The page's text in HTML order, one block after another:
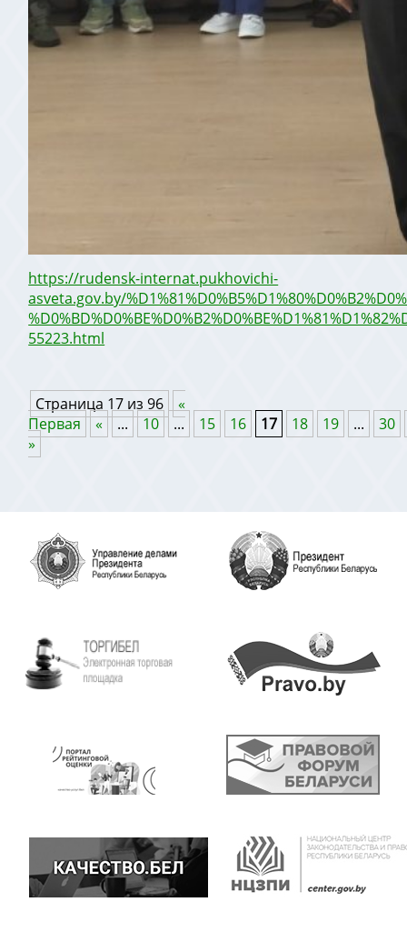
https://rudensk-internat.pukhovichi-
asveta.gov.by/
55223.html
Страница 17 из 96
«
Первая
« ... 10 ... 15 16 17 18 19 ...
30
»